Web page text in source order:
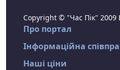
Copyright © "Час Пік" 2009
Про портал
Інформаційна
Наші ціни